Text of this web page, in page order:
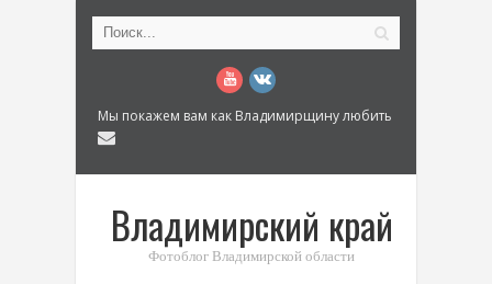
Мы покажем вам как Владимирщину любить
Владимирский край
Фотоблог Владимирской области